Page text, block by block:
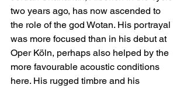
two years ago, has now ascended to
the role of the god Wotan. His portrayal
was more focused than in his debut at
Oper Köln, perhaps also helped by the
more favourable acoustic conditions
here. His rugged timbre and his